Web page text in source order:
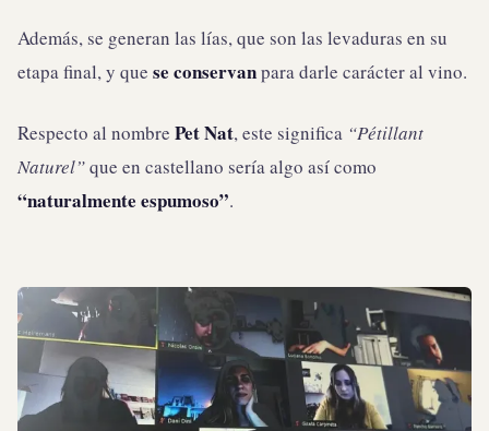
Además, se generan las lías, que son las levaduras en su
etapa final, y que se conservanpara darle carácter al vino.
Respecto al nombre Pet Nat, este significa “Pétillant
Naturel”que en castellano sería algo así como
“naturalmente espumoso”.